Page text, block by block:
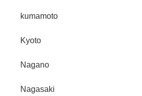
kumamoto
Kyoto
Nagano
Nagasaki